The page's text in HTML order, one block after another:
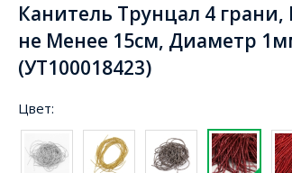
Канитель Трунцал 4
не Менее 15см, Диаметр
(УТ100018423)
Цвет: